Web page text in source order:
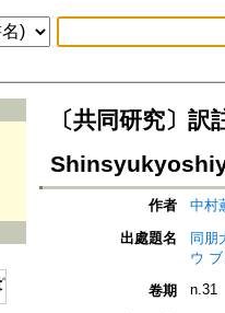
〔共同研究〕
作者 中村
出處題名
同朋
ウ
卷期
n.31